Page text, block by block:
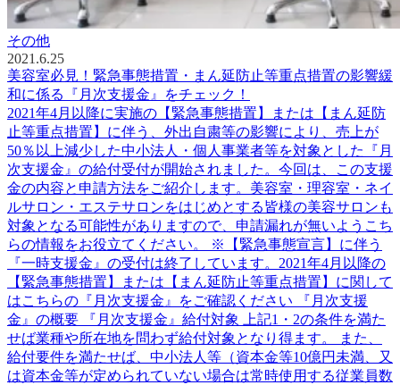
その他
2021.6.25
美容室必見！緊急事態措置・まん延防止等重点措置の影響緩
和に係る『月次支援金』をチェック！
2021年4月以降に実施の【緊急事態措置】または【まん延防
止等重点措置】に伴う、外出自粛等の影響により、売上が
50％以上減少した中小法人・個人事業者等を対象とした『月
次支援金』の給付受付が開始されました。今回は、この支援
金の内容と申請方法をご紹介します。美容室・理容室・ネイ
ルサロン・エステサロンをはじめとする皆様の美容サロンも
対象となる可能性がありますので、申請漏れが無いようこち
らの情報をお役立てください。 ※【緊急事態宣言】に伴う
『一時支援金』の受付は終了しています。2021年4月以降の
【緊急事態措置】または【まん延防止等重点措置】に関して
はこちらの『月次支援金』をご確認ください 『月次支援
金』の概要 『月次支援金』給付対象 上記1・2の条件を満た
せば業種や所在地を問わず給付対象となり得ます。 また、
給付要件を満たせば、中小法人等（資本金等10億円未満、又
は資本金等が定められていない場合は常時使用する従業員数